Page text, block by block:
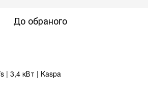
До обраного
| 3,4 кВт | Kaspa